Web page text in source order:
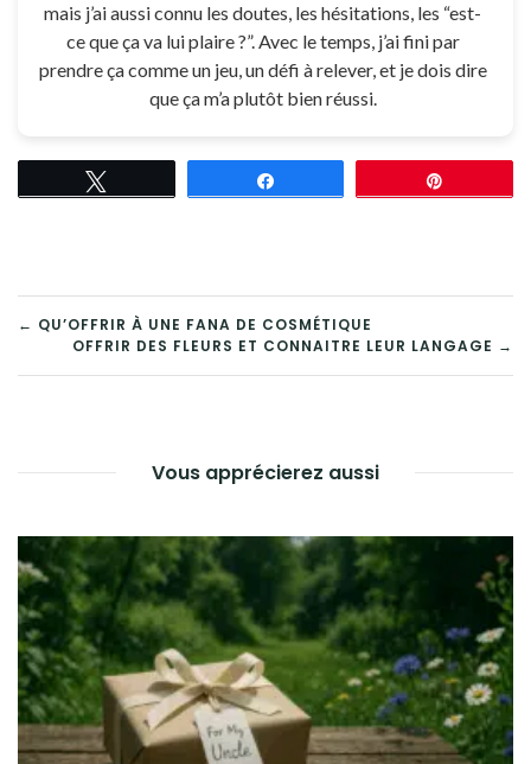
mais j’ai aussi connu les doutes, les hésitations, les “est-
ce que ça va lui plaire ?”. Avec le temps, j’ai fini par
prendre ça comme un jeu, un défi à relever, et je dois dire
que ça m’a plutôt bien réussi.
NAVIGATION
DE
← QU’OFFRIR À UNE FANA DE COSMÉTIQUE
OFFRIR DES FLEURS ET CONNAITRE LEUR LANGAGE →
Vous apprécierez aussi